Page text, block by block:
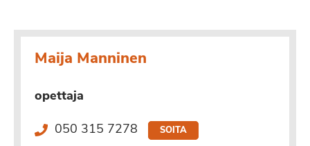
Maija Manninen
opettaja
050 315 7278 SOITA